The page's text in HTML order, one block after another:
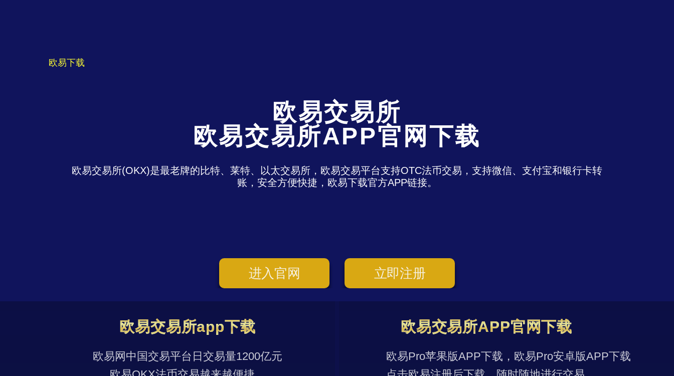
欧易下载
欧易交易所
欧易交易所APP官网下载
欧易交易所(OKX)是最老牌的比特、莱特、以太交易所，欧易交易平台支持OTC法币交易，支持微信、支付宝和银行卡转
账，安全方便快捷，欧易下载官方APP链接。
进入官网 立即注册
欧易交易所app下载
欧易网中国交易平台日交易量1200亿元
欧易交易所APP官网下载
欧易Pro苹果版APP下载，欧易Pro安卓版APP下载